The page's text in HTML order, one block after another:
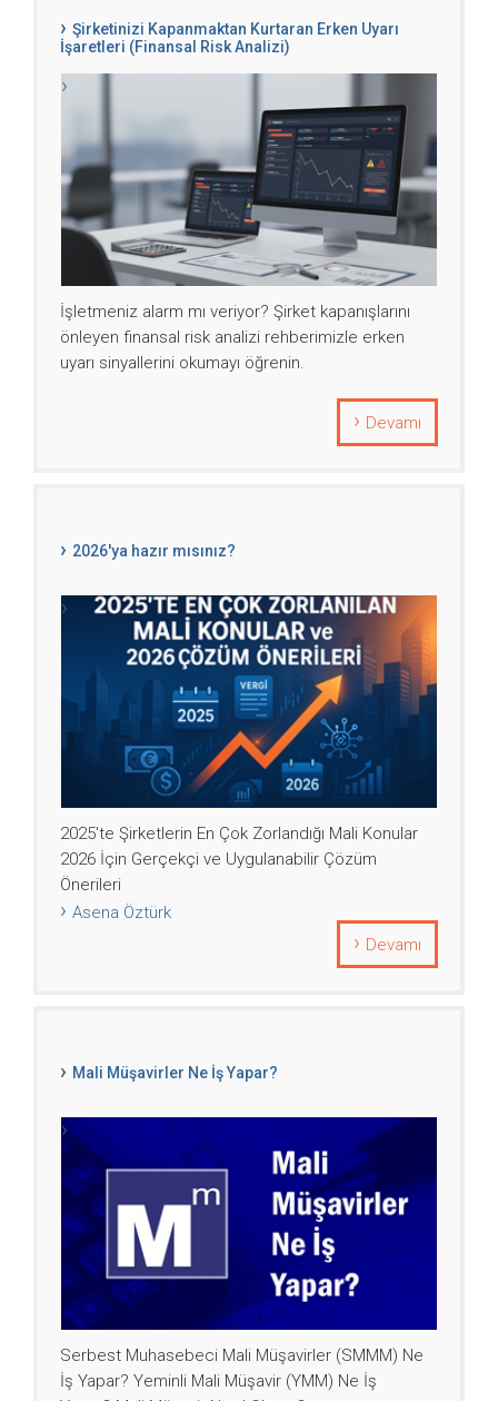
Şirketinizi Kapanmaktan Kurtaran Erken Uyarı
İşaretleri (Finansal Risk Analizi)
İşletmeniz alarm mı veriyor? Şirket kapanışlarını
önleyen finansal risk analizi rehberimizle erken
uyarı sinyallerini okumayı öğrenin.
Devamı
2026'ya hazır mısınız?
2025'te Şirketlerin En Çok Zorlandığı Mali Konular
2026 İçin Gerçekçi ve Uygulanabilir Çözüm
Önerileri
Asena Öztürk
Devamı
Mali Müşavirler Ne İş Yapar?
Serbest Muhasebeci Mali Müşavirler (SMMM) Ne
İş Yapar? Yeminli Mali Müşavir (YMM) Ne İş